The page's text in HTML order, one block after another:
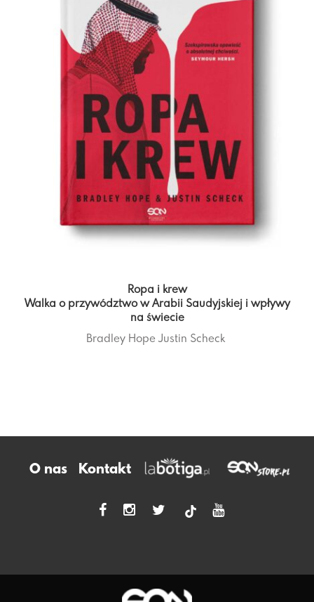
Ropa i krew
Walka o przywództwo w Arabii Saudyjskiej i wpływy
na świecie
Bradley Hope Justin Scheck
O nas Kontakt
tiktok